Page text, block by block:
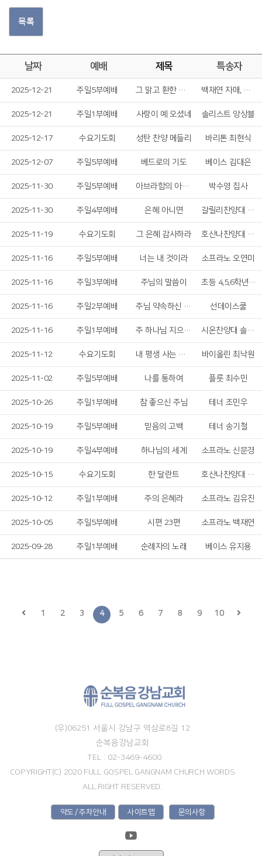
목록
날짜 예배 제목 특송자
2025-12-21 주일5부예배 그 맑고 환한 밤중에 백재연 자매, 하영민 형제
2025-12-21 주일1부예배 사랑이 예 오셨네 솔리스트 앙상블
2025-12-17 수요기도회 성탄 찬양 메들리 바리톤 최현식
2025-12-07 주일5부예배 베드로의 기도 베이스 김대은
2025-11-30 주일5부예배 아브라함의 아내 사라 박수영 집사
2025-11-30 주일4부예배 은혜 아니면 갈릴리찬양대 솔리스트
2025-11-19 수요기도회 그 은혜 감사하라 호산나찬양대 솔리스트
2025-11-16 주일5부예배 너는 내 것이라 소프라노 오연미
2025-11-16 주일3부예배 주님의 말씀이 초등 4,5,6학년 합창단
2025-11-16 주일2부예배 주님 약속하신 말씀 위에서 선데이스쿨
2025-11-16 주일1부예배 주 하나님 지으신 모든 세계 시온찬양대 솔리스트중창단
2025-11-12 수요기도회 내 평생 사는 동안 바이올린 최낙원
2025-11-02 주일5부예배 나를 통하여 플룻 최수민
2025-10-26 주일1부예배 참 좋으신 주님 테너 조민우
2025-10-19 주일5부예배 믿음의 고백 테너 송기철
2025-10-19 주일4부예배 하나님의 세계 소프라노 신문경
2025-10-15 수요기도회 한 달란트 호산나찬양대 여성 솔리스트
2025-10-12 주일1부예배 주의 은혜라 소프라노 김유진
2025-10-05 주일5부예배 시편 23편 소프라노 백재연
2025-09-28 주일1부예배 순례자의 노래 베이스 유지용
1 2 3 4 5 6 7 8 9 10
(우)06251 서울시 강남구 역삼로8길 12
순복음강남교회
TEL : 02-3469-4600
COPYRIGHT(C) 2020 FULL GOSPEL GANGNAM CHURCH WORDS
ALL RIGHT RESERVED.
약도 / 주차안내 사이트맵 문의사항